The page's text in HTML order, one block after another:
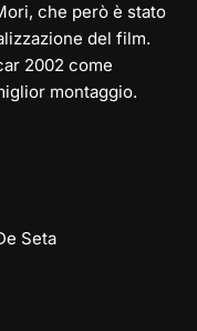
che però è stato
del film.
2002 come
montaggio.
Seta